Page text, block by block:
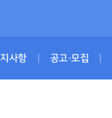
사항 공고·모집